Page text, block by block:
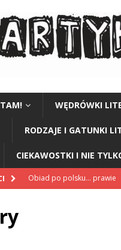
WĘDRÓWKI
RODZAJE I GATUNKI
CIEKAWOSTKI I NIE
Obiad po polsku… prawie